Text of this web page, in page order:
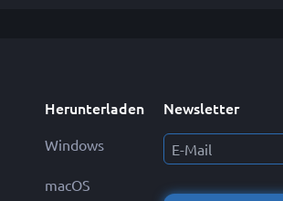
Herunterladen
Windows
macOS
Newsletter